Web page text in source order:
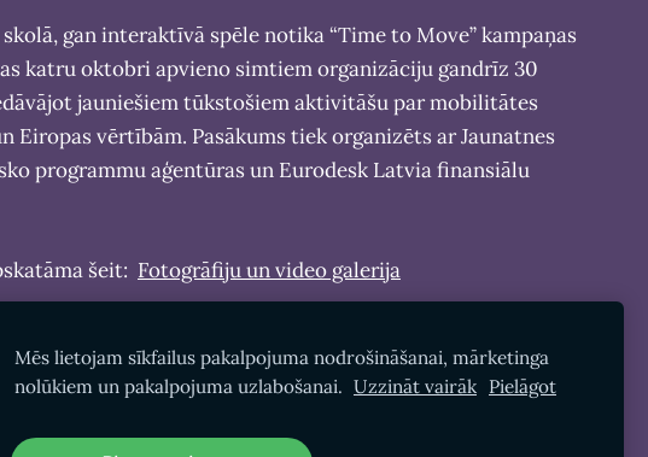
gan interaktīvā spēle notika “Time to Move” kampaņas
katru oktobri apvieno simtiem organizāciju gandrīz 30
jauniešiem tūkstošiem aktivitāšu par mobilitātes
Eiropas vērtībām. Pasākums tiek organizēts ar Jaunatnes
programmu aģentūras un Eurodesk Latvia finansiālu
šeit: Fotogrāfiju un video galerija
Mēs lietojam sīkfailus pakalpojuma nodrošināšanai, mārketinga
nolūkiem un pakalpojuma uzlabošanai. Uzzināt vairāk Pielāgot